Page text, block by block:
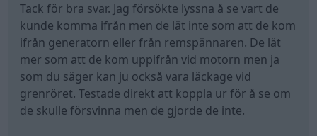
frihjulet i generatorn stumt.
Skiljet det på varm o kall motor?
Du har haft bilen nog länge att avgöra att det
verkligen är nytt ljud?
Avgasläcka invid avgasgrenröret och toppen kan
Tack för bra svar. Jag försökte lyssna å se vart de
kunde komma ifrån men de lät inte som att de kom
ifrån generatorn eller från remspännaren. De lät
mer som att de kom uppifrån vid motorn men ja
som du säger kan ju också vara läckage vid
grenröret. Testade direkt att koppla ur för å se om
de skulle försvinna men de gjorde de inte.